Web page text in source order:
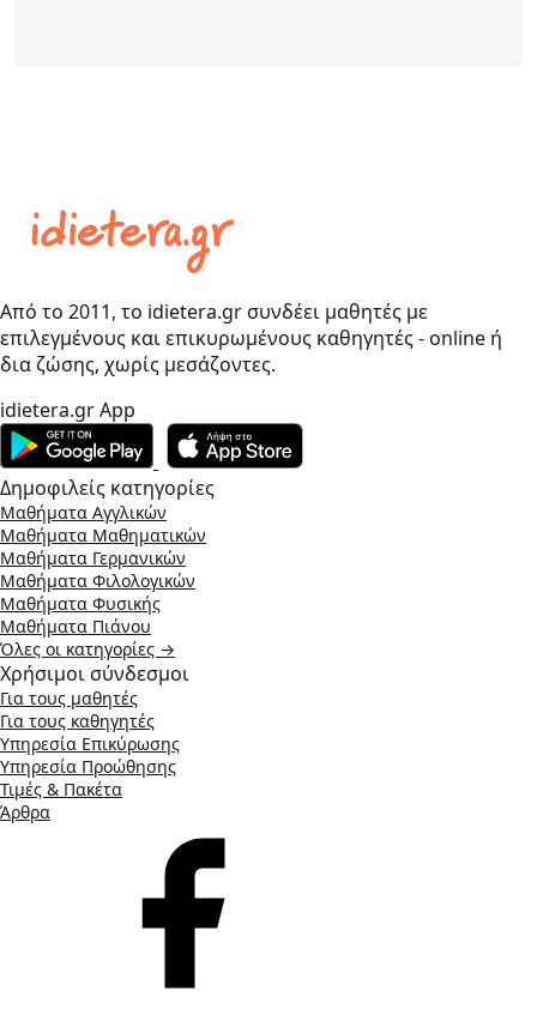
Από το 2011, το idietera.gr συνδέει μαθητές με
επιλεγμένους και επικυρωμένους καθηγητές - online ή
δια ζώσης, χωρίς μεσάζοντες.
idietera.gr App
Δημοφιλείς κατηγορίες
Μαθήματα Αγγλικών
Μαθήματα Μαθηματικών
Μαθήματα Γερμανικών
Μαθήματα Φιλολογικών
Μαθήματα Φυσικής
Μαθήματα Πιάνου
Όλες οι κατηγορίες →
Χρήσιμοι σύνδεσμοι
Για τους μαθητές
Για τους καθηγητές
Υπηρεσία Επικύρωσης
Υπηρεσία Προώθησης
Τιμές & Πακέτα
Άρθρα